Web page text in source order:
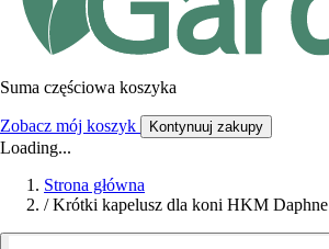
Suma częściowa koszyka
Zobacz mój koszyk Kontynuuj zakupy
Loading...
Strona główna
/ Krótki kapelusz dla koni HKM Daphne